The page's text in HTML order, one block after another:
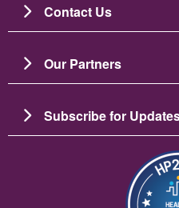
Contact Us
Our Partners
Subscribe for
Imagen